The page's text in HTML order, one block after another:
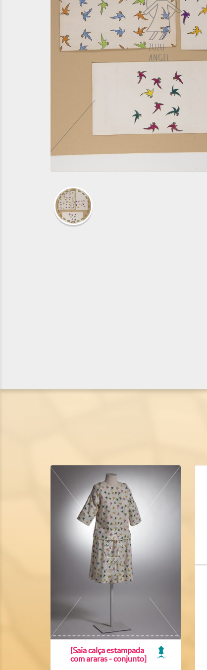
[Saia calça estampada
com araras - conjunto]